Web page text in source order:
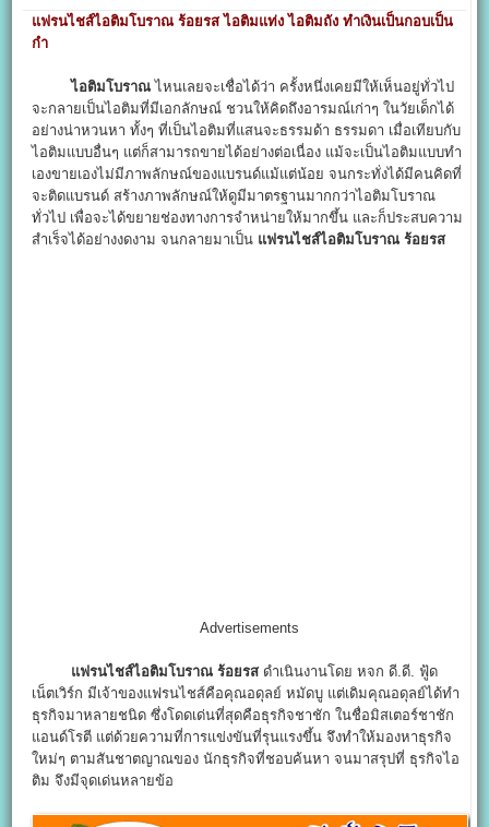
แฟรนไชส์ไอติมโบราณ ร้อยรส ไอติมแท่ง ไอติมถัง ทำเงินเป็นกอบเป็น
กำ
ไอติมโบราณ ไหนเลยจะเชื่อได้ว่า ครั้งหนึ่งเคยมีให้เห็นอยู่ทั่วไป
จะกลายเป็นไอติมที่มีเอกลักษณ์ ชวนให้คิดถึงอารมณ์เก่าๆ ในวัยเด็กได้
อย่างน่าหวนหา ทั้งๆ ที่เป็นไอติมที่แสนจะธรรมด้า ธรรมดา เมื่อเทียบกับ
ไอติมแบบอื่นๆ แต่ก็สามารถขายได้อย่างต่อเนื่อง แม้จะเป็นไอติมแบบทำ
เองขายเองไม่มีภาพลักษณ์ของแบรนด์แม้แต่น้อย จนกระทั่งได้มีคนคิดที่
จะติดแบรนด์ สร้างภาพลักษณ์ให้ดูมีมาตรฐานมากกว่าไอติมโบราณ
ทั่วไป เพื่อจะได้ขยายช่องทางการจำหน่ายให้มากขึ้น และก็ประสบความ
สำเร็จได้อย่างงดงาม จนกลายมาเป็น แฟรนไชส์ไอติมโบราณ ร้อยรส
Advertisements
แฟรนไชส์ไอติมโบราณ ร้อยรสดำเนินงานโดย หจก ดี.ดี. ฟู้ด
เน็ตเวิร์ก มีเจ้าของแฟรนไชส์คือคุณอดุลย์ หมัดบู แต่เดิมคุณอดุลย์ได้ทำ
ธุรกิจมาหลายชนิด ซึ่งโดดเด่นที่สุดคือธุรกิจชาชัก ในชื่อมิสเตอร์ชาชัก
แอนด์โรตี แต่ด้วยความที่การแข่งขันที่รุนแรงขึ้น จึงทำให้มองหาธุรกิจ
ใหม่ๆ ตามสันชาตญาณของ นักธุรกิจที่ชอบค้นหา จนมาสรุปที่ ธุรกิจไอ
ติม จึงมีจุดเด่นหลายข้อ